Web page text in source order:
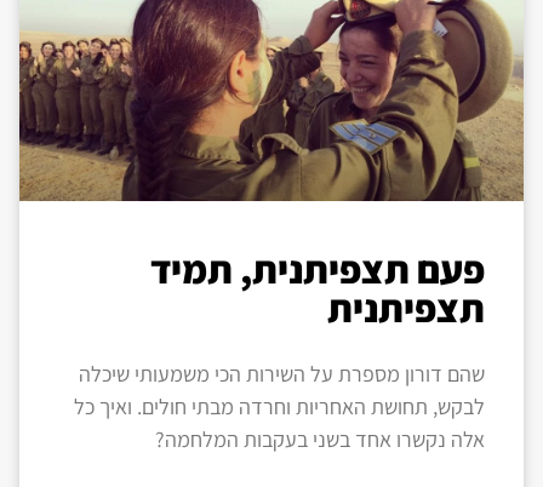
פעם תצפיתנית, תמיד
תצפיתנית
שהם דורון מספרת על השירות הכי משמעותי שיכלה
לבקש, תחושת האחריות וחרדה מבתי חולים. ואיך כל
אלה נקשרו אחד בשני בעקבות המלחמה?